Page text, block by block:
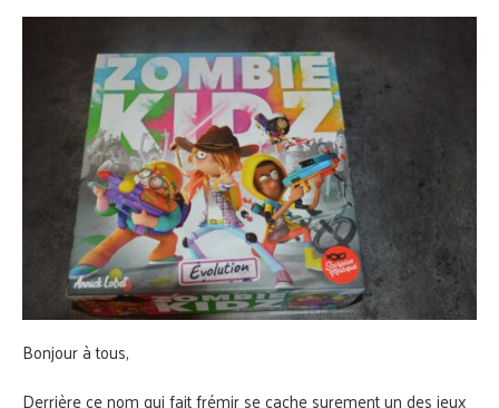
Bonjour à tous,
Derrière ce nom qui fait frémir se cache surement un des jeux